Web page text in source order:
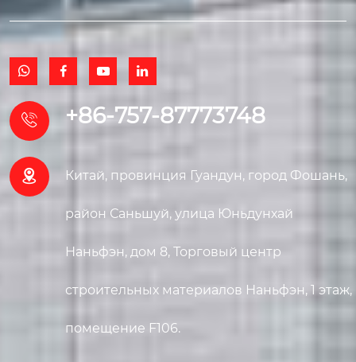
   
 +86-757-87773748
 Китай, провинция Гуандун, город Фошань,
район Саньшуй, улица Юньдунхай
Наньфэн, дом 8, Торговый центр
строительных материалов Наньфэн, 1 этаж,
помещение F106.